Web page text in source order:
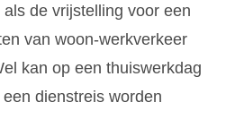
de vrijstelling voor een
van woon-werkverkeer
kan op een thuiswerkdag
dienstreis worden